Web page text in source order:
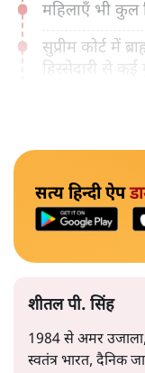
महिलाएँ भी कुल
सुप्रीम कोर्ट में
हिस्सेदारी से कई
सत्य हिन्दी ऐप
शीतल पी. सिंह
1984 से अमर उजाला,
स्वतंत्र भारत, दैनिक